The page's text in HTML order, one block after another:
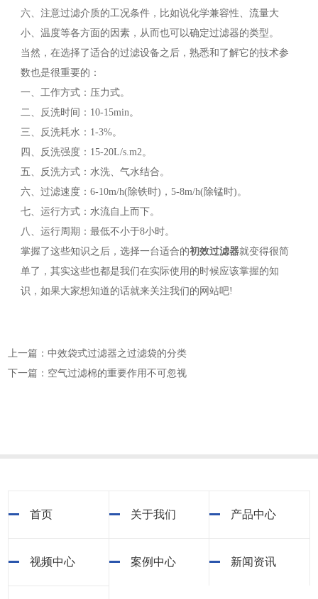
六、注意过滤介质的工况条件，比如说化学兼容性、流量大
小、温度等各方面的因素，从而也可以确定过滤器的类型。
当然，在选择了适合的过滤设备之后，熟悉和了解它的技术参
数也是很重要的：
一、工作方式：压力式。
二、反洗时间：10-15min。
三、反洗耗水：1-3%。
四、反洗强度：15-20L/s.m2。
五、反洗方式：水洗、气水结合。
六、过滤速度：6-10m/h(除铁时)，5-8m/h(除锰时)。
七、运行方式：水流自上而下。
八、运行周期：最低不小于8小时。
掌握了这些知识之后，选择一台适合的初效过滤器就变得很简
单了，其实这些也都是我们在实际使用的时候应该掌握的知
识，如果大家想知道的话就来关注我们的网站吧!
上一篇：中效袋式过滤器之过滤袋的分类
下一篇：空气过滤棉的重要作用不可忽视
首页 关于我们 产品中心
视频中心 案例中心 新闻资讯